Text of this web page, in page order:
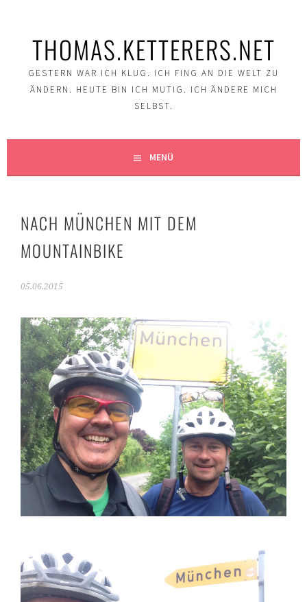
THOMAS.KETTERERS.NET
GESTERN WAR ICH KLUG. ICH FING AN DIE WELT ZU
ÄNDERN. HEUTE BIN ICH MUTIG. ICH ÄNDERE MICH
SELBST.
MENÜ
NACH MÜNCHEN MIT DEM
MOUNTAINBIKE
05.06.2015